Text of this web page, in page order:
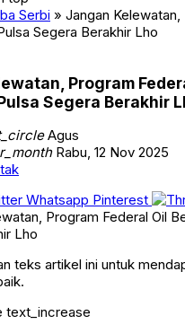
Serbi » Jangan
Segera Berakhir Lho
Program
Segera Berakhir
Agus
Rabu, 12 Nov 2025
Whatsapp Pinterest
teks artikel ini untuk
text_increase